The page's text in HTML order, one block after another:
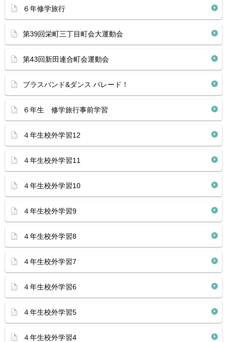
６年修学旅行
第39回栄町三丁目町会大運動会
第43回新田連合町会運動会
ブラスバンド&ダンス パレード！
６年生 修学旅行事前学習
４年生校外学習12
４年生校外学習11
４年生校外学習10
４年生校外学習9
４年生校外学習8
４年生校外学習7
４年生校外学習6
４年生校外学習5
４年生校外学習4